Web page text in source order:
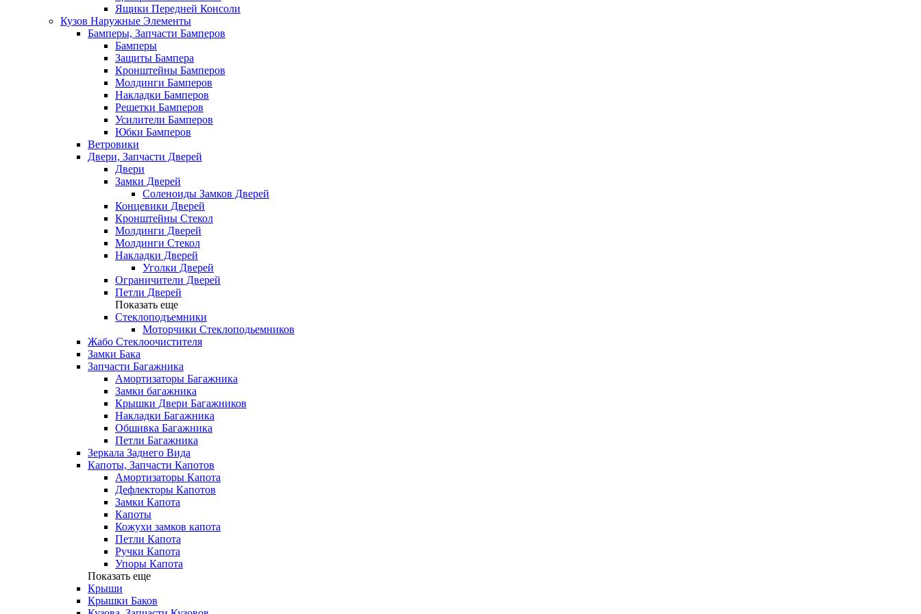
Ящики Передней Консоли
Кузов Наружные Элементы
Бамперы, Запчасти Бамперов
Бамперы
Защиты Бампера
Кронштейны Бамперов
Молдинги Бамперов
Накладки Бамперов
Решетки Бамперов
Усилители Бамперов
Юбки Бамперов
Ветровики
Двери, Запчасти Дверей
Двери
Замки Дверей
Соленоиды Замков Дверей
Концевики Дверей
Кронштейны Стекол
Молдинги Дверей
Молдинги Стекол
Накладки Дверей
Уголки Дверей
Ограничители Дверей
Петли Дверей
Показать еще
Стеклоподъемники
Моторчики Стеклоподьемников
Жабо Стеклоочистителя
Замки Бака
Запчасти Багажника
Амортизаторы Багажника
Замки багажника
Крышки Двери Багажников
Накладки Багажника
Обшивка Багажника
Петли Багажника
Зеркала Заднего Вида
Капоты, Запчасти Капотов
Амортизаторы Капота
Дефлекторы Капотов
Замки Капота
Капоты
Кожухи замков капота
Петли Капота
Ручки Капота
Упоры Капота
Показать еще
Крыши
Крышки Баков